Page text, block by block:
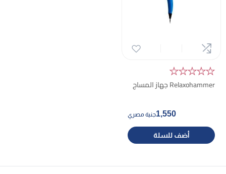
★★★★★
Relaxohammer جهاز المساج
جنية مصري1,550
أضف للسلة